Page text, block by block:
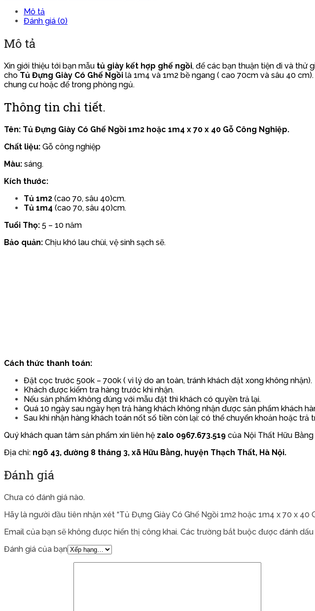
Mô tả
Đánh giá (0)
Mô tả
Xin giới thiệu tới bạn mẫu tủ giày kết hợp ghế ngồi, để các bạn thuận tiện đi và thử
cho Tủ Đựng Giày Có Ghế Ngồi là 1m4 và 1m2 bề ngang ( cao 70cm và sâu 40
chung cư hoặc để trong phòng ngủ.
Thông tin chi tiết.
Tên: Tủ Đựng Giày Có Ghế Ngồi 1m2 hoặc 1m4 x 70 x 40 Gỗ Công Nghiệp.
Chất liệu: Gỗ công nghiệp
Màu: sáng.
Kích thước:
Tủ 1m2 (cao 70, sâu 40)cm.
Tủ 1m4 (cao 70, sâu 40)cm.
Tuổi Thọ: 5 – 10 năm
Bảo quản: Chịu khó lau chùi, vệ sinh sạch sẽ.
Cách thức thanh toán:
Đặt cọc trước 500k – 700k ( vì lý do an toàn, tránh khách đặt xong không nhận).
Khách được kiểm tra hàng trước khi nhận.
Nếu sản phẩm không đúng với mẫu đặt thì khách có quyền trả lại.
Quá 10 ngày sau ngày hẹn trả hàng khách không nhận được sản phẩm khách
Sau khi nhận hàng khách toán nốt số tiền còn lại: có thể chuyển khoản hoặc trả
Quý khách quan tâm sản phẩm xin liên hệ zalo 0967.673.519 của Nội Thất Hữu
Địa chỉ: ngõ 43, đường 8 tháng 3, xã Hữu Bằng, huyện Thạch Thất, Hà Nội.
Đánh giá
Chưa có đánh giá nào.
Hãy là người đầu tiên nhận xét “Tủ Đựng Giày Có Ghế Ngồi 1m2 hoặc 1m4 x 70 x 40
Email của bạn sẽ không được hiển thị công khai. Các trường bắt buộc được đánh dấu
Đánh giá của bạn